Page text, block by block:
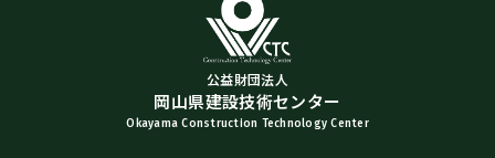
公益財団法人
岡山県建設技術センター
Okayama Construction Technology Center